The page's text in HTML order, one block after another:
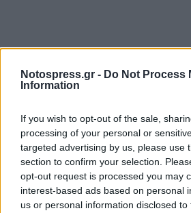
Notospress.gr - Do Not Process
Information
If you wish to opt-out of the sale,
processing of your personal or
targeted advertising by us, please use
section to confirm your selection.
opt-out request is processed you may
interest-based ads based on personal
us or personal information disclosed